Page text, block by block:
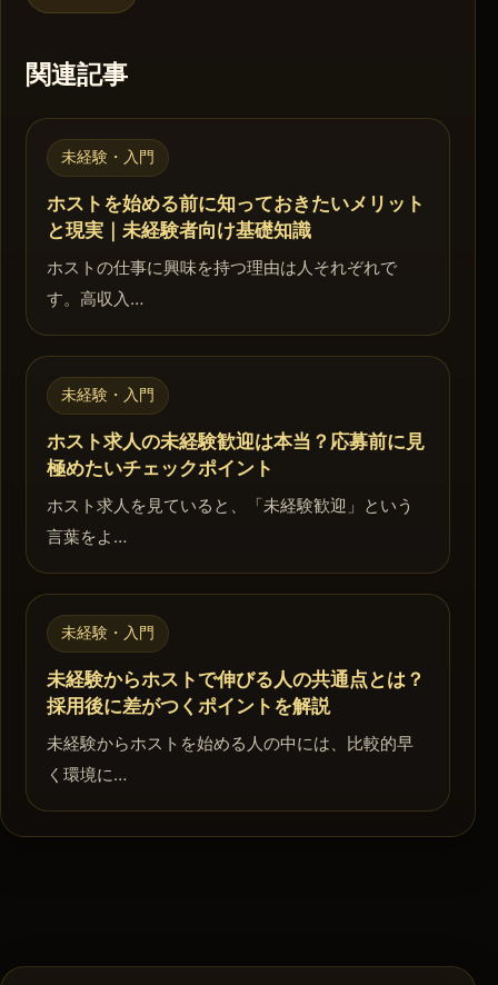
関連記事
未経験・入門
ホストを始める前に知っておきたいメリット
と現実｜未経験者向け基礎知識
ホストの仕事に興味を持つ理由は人それぞれで
す。高収入…
未経験・入門
ホスト求人の未経験歓迎は本当？応募前に見
極めたいチェックポイント
ホスト求人を見ていると、「未経験歓迎」という
言葉をよ…
未経験・入門
未経験からホストで伸びる人の共通点とは？
採用後に差がつくポイントを解説
未経験からホストを始める人の中には、比較的早
く環境に…